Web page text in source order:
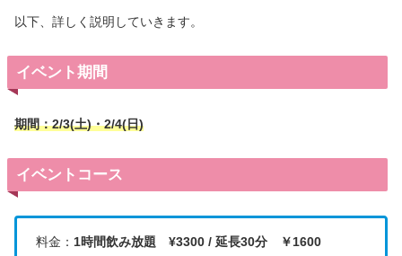
以下、詳しく説明していきます。
イベント期間
期間：2/3(土)・2/4(日)
イベントコース
料金： 1時間飲み放題 ¥3300 / 延長30分 ￥1600